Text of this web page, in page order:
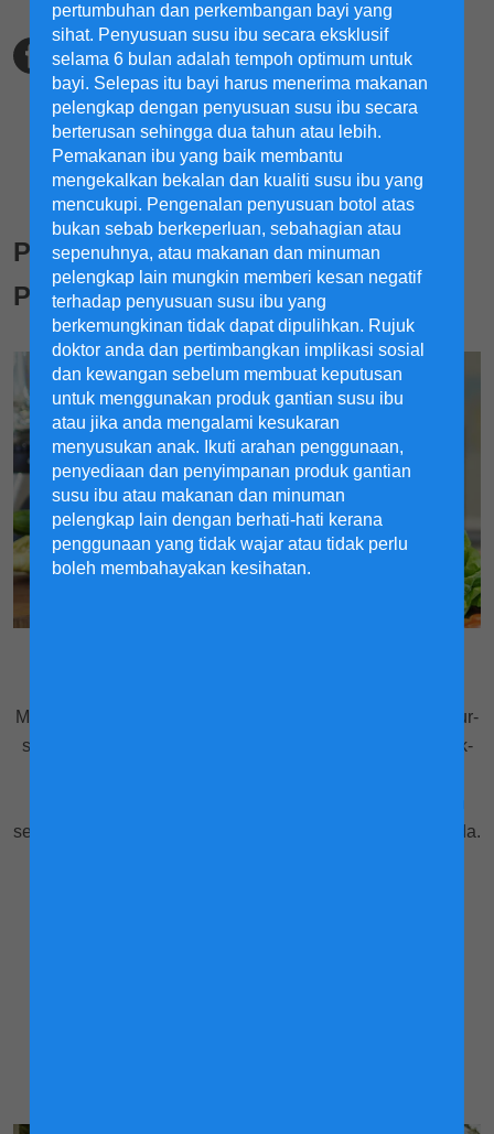
pertumbuhan dan perkembangan bayi yang
sihat. Penyusuan susu ibu secara eksklusif
selama 6 bulan adalah tempoh optimum untuk
bayi. Selepas itu bayi harus menerima makanan
pelengkap dengan penyusuan susu ibu secara
berterusan sehingga dua tahun atau lebih.
Pemakanan ibu yang baik membantu
mengekalkan bekalan dan kualiti susu ibu yang
mencukupi. Pengenalan penyusuan botol atas
bukan sebab berkeperluan, sebahagian atau
sepenuhnya, atau makanan dan minuman
pelengkap lain mungkin memberi kesan negatif
terhadap penyusuan susu ibu yang
berkemungkinan tidak dapat dipulihkan. Rujuk
doktor anda dan pertimbangkan implikasi sosial
dan kewangan sebelum membuat keputusan
untuk menggunakan produk gantian susu ibu
atau jika anda mengalami kesukaran
menyusukan anak. Ikuti arahan penggunaan,
penyediaan dan penyimpanan produk gantian
susu ibu atau makanan dan minuman
pelengkap lain dengan berhati-hati kerana
penggunaan yang tidak wajar atau tidak perlu
boleh membahayakan kesihatan.
Petua Menggalakkan Sistem
Penghadaman Kanak-kanak
Makanan kaya serat seperti bijirin, buah-buahan dan sayur-
sayuran boleh menguatkan sistem penghadaman. Kanak-
seperti epal, raspberi dan roti bijirin penuh untuk anak anda.